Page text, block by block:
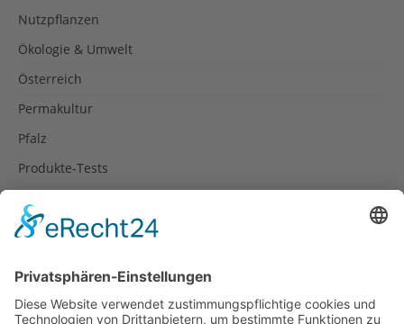
Nutzpflanzen
Ökologie & Umwelt
Österreich
Permakultur
Pfalz
Produkte-Tests
Rezepte
Spanien
Südtirol